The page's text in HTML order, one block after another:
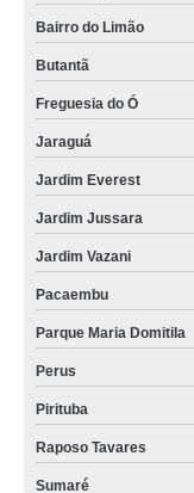
Bairro do Limão
Butantã
Freguesia do Ó
Jaraguá
Jardim Everest
Jardim Jussara
Jardim Vazani
Pacaembu
Parque Maria Domitila
Perus
Pirituba
Raposo Tavares
Sumaré